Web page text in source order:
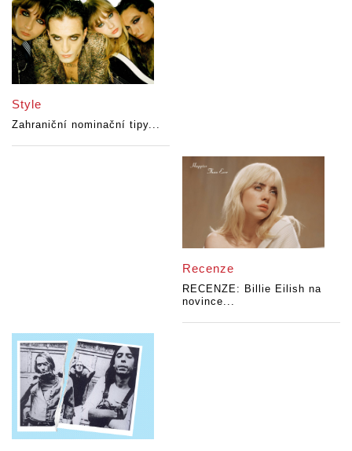
Style
Zahraniční nominační tipy...
Recenze
RECENZE: Billie Eilish na
novince...